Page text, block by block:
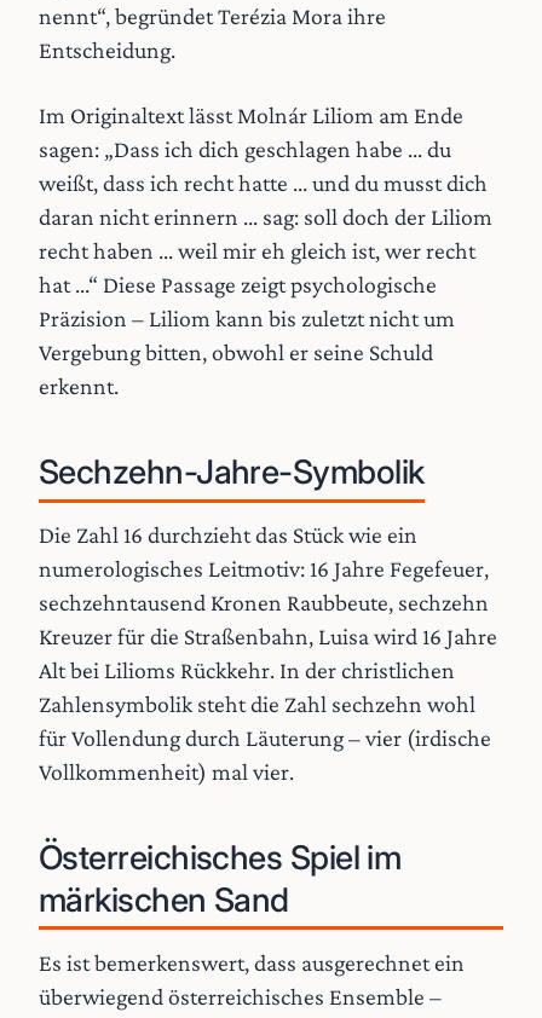
nennt“, begründet Terézia Mora ihre
Entscheidung.
Im Originaltext lässt Molnár Liliom am Ende
sagen: „Dass ich dich geschlagen habe ... du
weißt, dass ich recht hatte ... und du musst dich
daran nicht erinnern ... sag: soll doch der Liliom
recht haben ... weil mir eh gleich ist, wer recht
hat ...“ Diese Passage zeigt psychologische
Präzision – Liliom kann bis zuletzt nicht um
Vergebung bitten, obwohl er seine Schuld
erkennt.
Sechzehn-Jahre-Symbolik
Die Zahl 16 durchzieht das Stück wie ein
numerologisches Leitmotiv: 16 Jahre Fegefeuer,
sechzehntausend Kronen Raubbeute, sechzehn
Kreuzer für die Straßenbahn, Luisa wird 16 Jahre
Alt bei Lilioms Rückkehr. In der christlichen
Zahlensymbolik steht die Zahl sechzehn wohl
für Vollendung durch Läuterung – vier (irdische
Vollkommenheit) mal vier.
Österreichisches Spiel im
märkischen Sand
Es ist bemerkenswert, dass ausgerechnet ein
überwiegend österreichisches Ensemble –